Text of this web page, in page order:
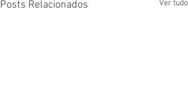
Posts Relacionados Ver tudo